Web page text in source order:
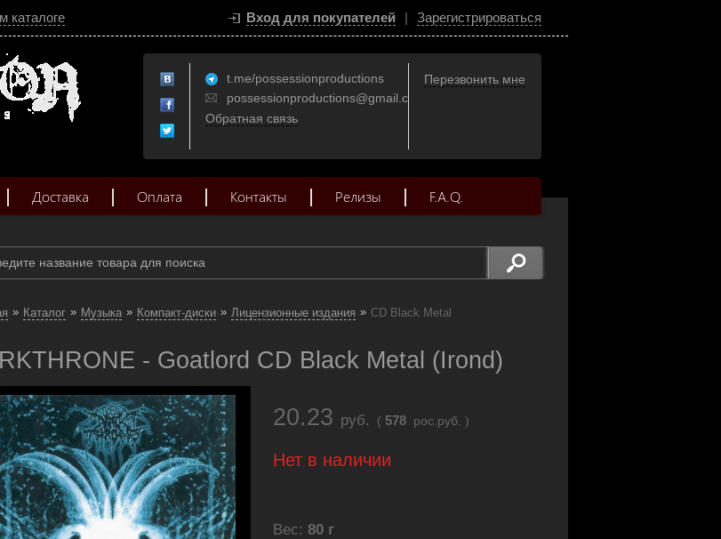
каталоге Вход для покупателей | Зарегистрироваться
t.me/possessionproductions
possessionproductions@gmail.com
Обратная связь
Перезвонить мне
Доставка Оплата Контакты Релизы F.A.Q.
» Каталог » Музыка » Компакт-диски » Лицензионные издания » CD Black Metal
- Goatlord CD Black Metal (Irond)
20.23 руб. ( 578 рос.руб. )
Нет в наличии
Вес: 80 г